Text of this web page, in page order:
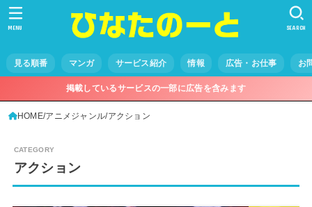
見る順番 マンガ サービス紹介 情報 広告・お仕事 お
SEARCH
MENU
掲載しているサービスの一部に広告を含みます
HOME アニメジャンル アクション
アクション